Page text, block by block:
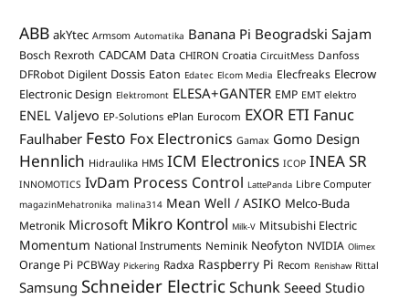
ABB akYtec Armsom Automatika Banana Pi Beogradski Sajam
Bosch Rexroth CADCAM Data CHIRON Croatia CircuitMess Danfoss
DFRobot Digilent Dossis Eaton Edatec Elcom Media Elecfreaks Elecrow
Electronic Design Elektromont ELESA+GANTER EMP EMT elektro
ENEL Valjevo EP-Solutions ePlan Eurocom EXOR ETI Fanuc
Faulhaber Festo Fox Electronics Gamax Gomo Design
Hennlich Hidraulika HMS ICM Electronics ICOP INEA SR
INNOMOTICS IvDam Process Control LattePanda Libre Computer
magazinMehatronika malina314 Mean Well / ASIKO Melco-Buda
Metronik Microsoft Mikro Kontrol Milk-V Mitsubishi Electric
Momentum National Instruments Neminik Neofyton NVIDIA Olimex
Orange Pi PCBWay Pickering Radxa Raspberry Pi Recom Renishaw Rittal
Samsung Schneider ElectricSchunk Seeed Studio